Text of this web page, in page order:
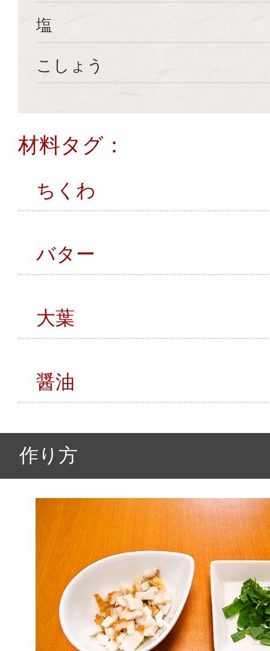
塩
こしょう
材料タグ：
ちくわ
バター
大葉
醤油
作り方